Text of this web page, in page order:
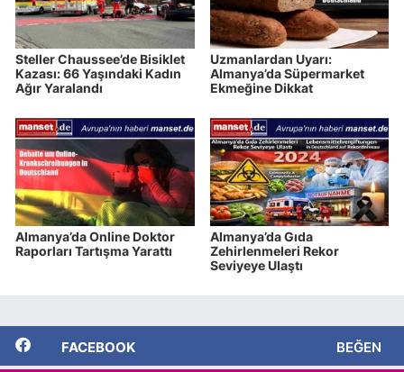
Steller Chaussee’de Bisiklet
Kazası: 66 Yaşındaki Kadın
Ağır Yaralandı
Uzmanlardan Uyarı:
Almanya’da Süpermarket
Ekmeğine Dikkat
Almanya’da Online Doktor
Raporları Tartışma Yarattı
Almanya’da Gıda
Zehirlenmeleri Rekor
Seviyeye Ulaştı
FACEBOOK BEĞEN